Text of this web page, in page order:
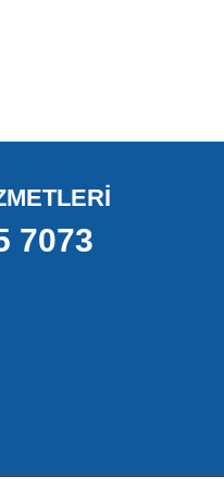
diske eşit şekilde
sıkışmış pimler; fren
7073